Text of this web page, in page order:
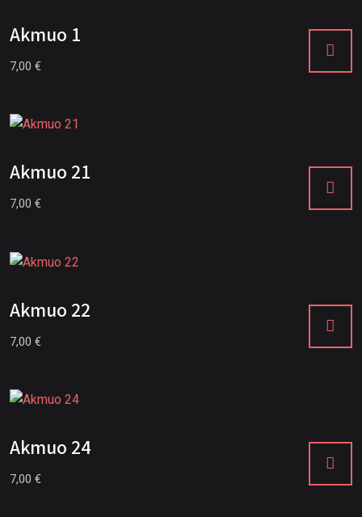
Akmuo 1
7,00 €
Akmuo 21
7,00 €
Akmuo 22
7,00 €
Akmuo 24
7,00 €